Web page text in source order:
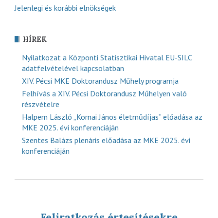
Jelenlegi és korábbi elnökségek
HÍREK
Nyilatkozat a Központi Statisztikai Hivatal EU-SILC
adatfelvételével kapcsolatban
XIV. Pécsi MKE Doktorandusz Műhely programja
Felhívás a XIV. Pécsi Doktorandusz Műhelyen való
részvételre
Halpern László „Kornai János életműdíjas” előadása az
MKE 2025. évi konferenciáján
Szentes Balázs plenáris előadása az MKE 2025. évi
konferenciáján